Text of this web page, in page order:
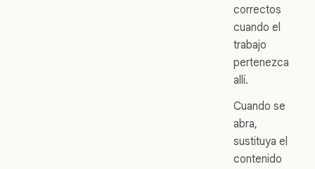
correctos
cuando el
trabajo
pertenezca
allí.
Cuando se
abra,
sustituya el
contenido